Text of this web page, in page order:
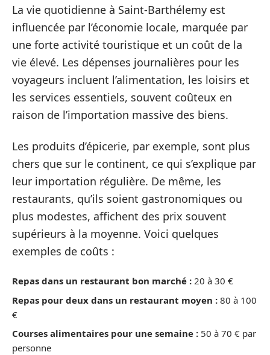
La vie quotidienne à Saint-Barthélemy est
influencée par l’économie locale, marquée par
une forte activité touristique et un coût de la
vie élevé. Les dépenses journalières pour les
voyageurs incluent l’alimentation, les loisirs et
les services essentiels, souvent coûteux en
raison de l’importation massive des biens.
Les produits d’épicerie, par exemple, sont plus
chers que sur le continent, ce qui s’explique par
leur importation régulière. De même, les
restaurants, qu’ils soient gastronomiques ou
plus modestes, affichent des prix souvent
supérieurs à la moyenne. Voici quelques
exemples de coûts :
Repas dans un restaurant bon marché : 20 à 30 €
Repas pour deux dans un restaurant moyen : 80 à 100
€
Courses alimentaires pour une semaine : 50 à 70 € par
personne